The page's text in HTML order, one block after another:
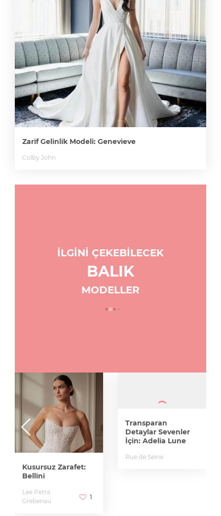
Zarif Gelinlik Modeli: Genevieve
Colby John
İLGİNİ ÇEKEBİLECEK
BALIK
MODELLER
Kusursuz Zarafet:
Bellini
Lee Petra
Grebenau
1
Transparan
Detaylar Sevenler
İçin: Adelia Lune
Rue de Seine